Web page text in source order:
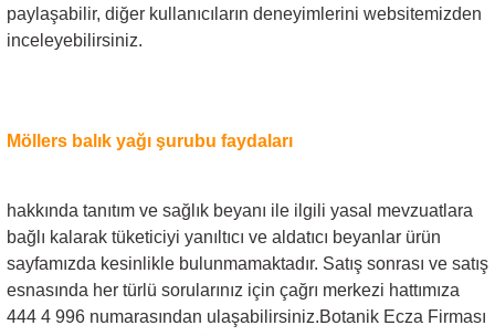
paylaşabilir, diğer kullanıcıların deneyimlerini websitemizden
inceleyebilirsiniz.
Möllers balık yağı şurubu faydaları
hakkında tanıtım ve sağlık beyanı ile ilgili yasal mevzuatlara
bağlı kalarak tüketiciyi yanıltıcı ve aldatıcı beyanlar ürün
sayfamızda kesinlikle bulunmamaktadır. Satış sonrası ve satış
esnasında her türlü sorularınız için çağrı merkezi hattımıza
444 4 996 numarasından ulaşabilirsiniz.Botanik Ecza Firması